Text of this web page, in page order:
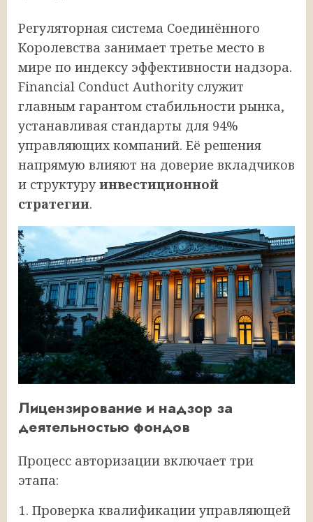
Регуляторная система Соединённого
Королевства занимает третье место в
мире по индексу эффективности надзора.
Financial Conduct Authority служит
главным гарантом стабильности рынка,
устанавливая стандарты для 94%
управляющих компаний. Её решения
напрямую влияют на доверие вкладчиков
и структуру инвестиционной
стратегии.
Лицензирование и надзор за
деятельностью фондов
Процесс авторизации включает три
этапа:
Проверка квалификации управляющей